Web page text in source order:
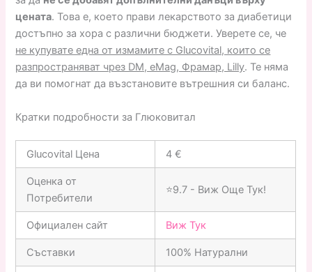
цената. Това е, което прави лекарството за диабетици
достъпно за хора с различни бюджети. Уверете се, че
не купувате една от измамите с Glucovital, които се
разпространяват чрез DM, eMag, Фрамар, Lilly. Те няма
да ви помогнат да възстановите вътрешния си баланс.
Кратки подробности за Глюковитал
Glucovital Цена 4 €
Оценка от
Потребители
⭐9.7 - Виж Още Тук!
Официален сайт Виж Тук
Съставки 100% Натурални